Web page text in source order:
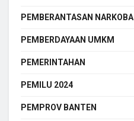
PEMBERANTASAN NARKOBA
PEMBERDAYAAN UMKM
PEMERINTAHAN
PEMILU 2024
PEMPROV BANTEN